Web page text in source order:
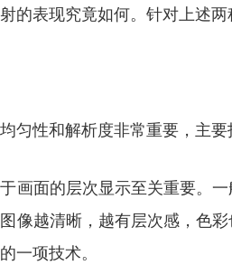
的表现究竟如何。针对上述
匀性和解析度非常重要，主
画面的层次显示至关重要。
像越清晰，越有层次感，色
一项技术。